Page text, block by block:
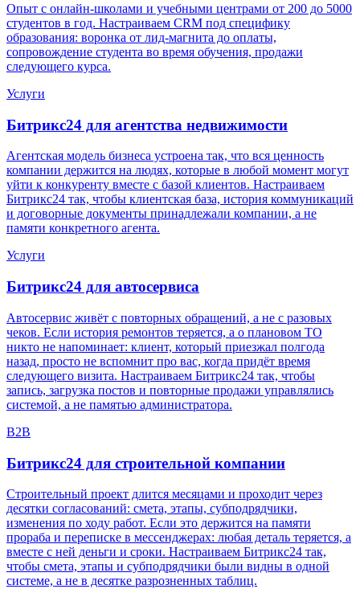
Опыт с онлайн-школами и учебными центрами от 200 до 5000
студентов в год. Настраиваем CRM под специфику
образования: воронка от лид-магнита до оплаты,
сопровождение студента во время обучения, продажи
следующего курса.
Услуги
Битрикс24 для агентства недвижимости
Агентская модель бизнеса устроена так, что вся ценность
компании держится на людях, которые в любой момент могут
уйти к конкуренту вместе с базой клиентов. Настраиваем
Битрикс24 так, чтобы клиентская база, история коммуникаций
и договорные документы принадлежали компании, а не
памяти конкретного агента.
Услуги
Битрикс24 для автосервиса
Автосервис живёт с повторных обращений, а не с разовых
чеков. Если история ремонтов теряется, а о плановом ТО
никто не напоминает: клиент, который приезжал полгода
назад, просто не вспомнит про вас, когда придёт время
следующего визита. Настраиваем Битрикс24 так, чтобы
запись, загрузка постов и повторные продажи управлялись
системой, а не памятью администратора.
B2B
Битрикс24 для строительной компании
Строительный проект длится месяцами и проходит через
десятки согласований: смета, этапы, субподрядчики,
изменения по ходу работ. Если это держится на памяти
прораба и переписке в мессенджерах: любая деталь теряется, а
вместе с ней деньги и сроки. Настраиваем Битрикс24 так,
чтобы смета, этапы и субподрядчики были видны в одной
системе, а не в десятке разрозненных таблиц.